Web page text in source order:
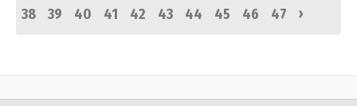
38
39 40 41 42 43 44 45 46 47 ›